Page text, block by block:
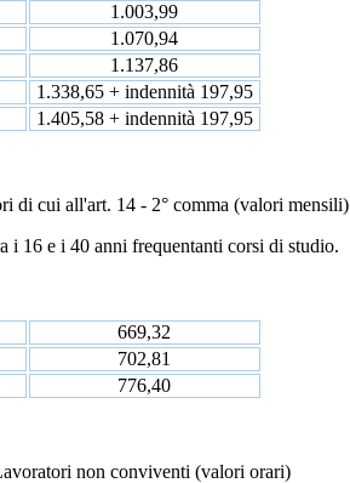
1.003,99
1.070,94
1.137,86
1.338,65 + indennità 197,95
1.405,58 + indennità 197,95
di cui all'art. 14 - 2° comma (valori mensili)
i 16 e i 40 anni frequentanti corsi di studio.
669,32
702,81
776,40
non conviventi (valori orari)